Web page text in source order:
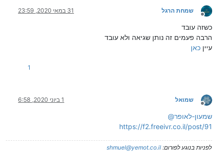
מנותק
שמחת הרגל 31 במאי 2020, 23:59
כשזה עובד
הרבה פעמים זה נותן שגיאה ולא עובד
עיין כאן
1
מנותק
שמואל 1 ביוני 2020, 6:58
@שמעון-לאופר
https://f2.freeivr.co.il/post/91
לפניות בנוגע לפורום: shmuel@yemot.co.il